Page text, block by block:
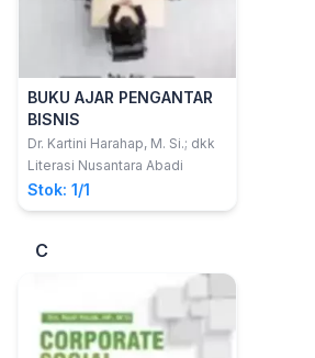
BUKU AJAR PENGANTAR
BISNIS
Dr. Kartini Harahap, M. Si.; dkk
Literasi Nusantara Abadi
Stok: 1/1
C